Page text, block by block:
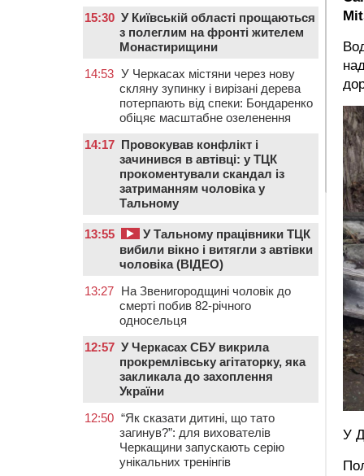
У
15:30 У Київській області прощаються
з полеглим на фронті жителем
Монастирищини
14:53 У Черкасах містяни через нову
скляну зупинку і вирізані дерева
потерпають від спеки: Бондаренко
обіцяє масштабне озеленення
14:17 Провокував конфлікт і
зачинився в автівці: у ТЦК
прокоментували скандал із
затриманням чоловіка у
Тальному
13:55
У Тальному працівники ТЦК
вибили вікно і витягли з автівки
чоловіка (ВІДЕО)
13:27 На Звенигородщині чоловік до
смерті побив 82-річного
односельця
12:57 У Черкасах СБУ викрила
прокремлівську агітаторку, яка
закликала до захоплення
України
12:50 “Як сказати дитині, що тато
загинув?”: для вихователів
Черкащини запускають серію
унікальних тренінгів